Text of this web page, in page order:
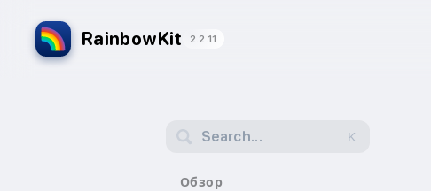
RainbowKit 2.2.11
Search... K
Обзор